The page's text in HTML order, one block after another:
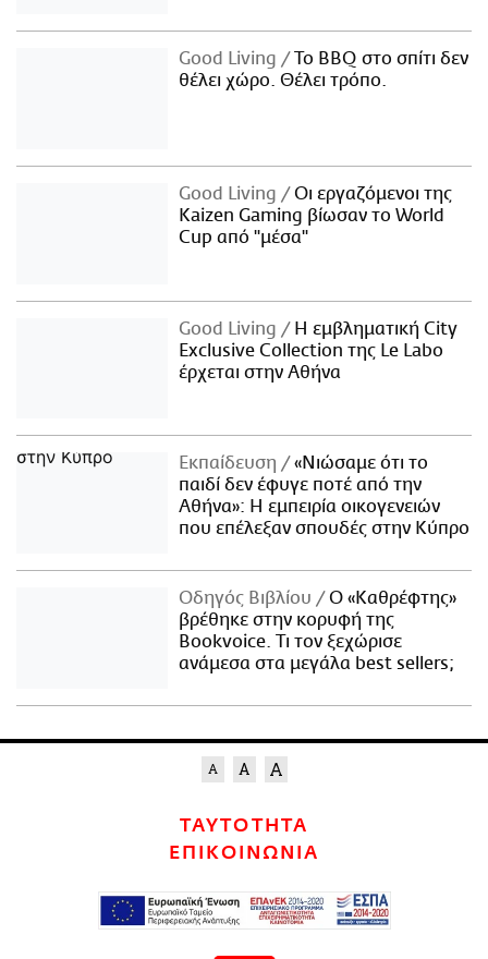
Good Living
Το BBQ στο σπίτι δεν
θέλει χώρο. Θέλει τρόπο.
Good Living
Οι εργαζόμενοι της
Kaizen Gaming βίωσαν το World
Cup από "μέσα"
Good Living
Η εμβληματική City
Exclusive Collection της Le Labo
έρχεται στην Αθήνα
Εκπαίδευση
«Νιώσαμε ότι το
παιδί δεν έφυγε ποτέ από την
Αθήνα»: Η εμπειρία οικογενειών
που επέλεξαν σπουδές στην Κύπρο
Οδηγός Βιβλίου
Ο «Καθρέφτης»
βρέθηκε στην κορυφή της
Bookvoice. Τι τον ξεχώρισε
ανάμεσα στα μεγάλα best sellers;
ΤΑΥΤΟΤΗΤΑ
ΕΠΙΚΟΙΝΩΝΙΑ